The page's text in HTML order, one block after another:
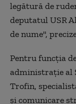
legătură de
deputatul USR
de nume",
Pentru funcţia
administraţie al
Trofin,
şi comunicare